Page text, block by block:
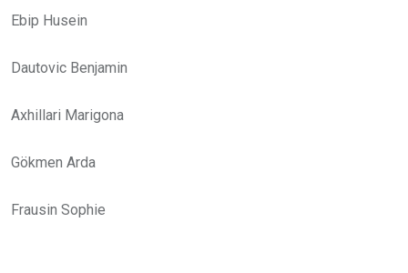
Ebip Husein
Dautovic Benjamin
Axhillari Marigona
Gökmen Arda
Frausin Sophie